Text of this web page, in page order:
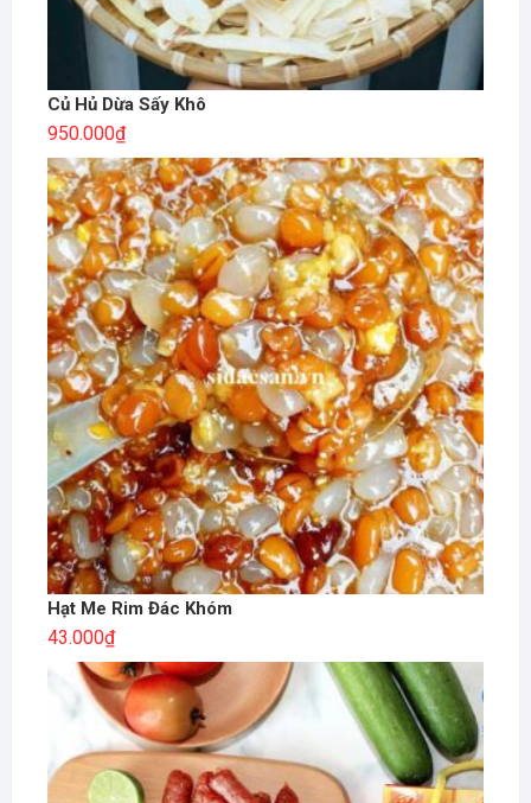
Củ Hủ Dừa Sấy Khô
950.000₫
Hạt Me Rim Đác Khóm
43.000₫